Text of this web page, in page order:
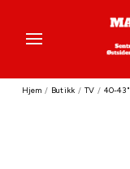
Hjem / Butikk / TV / 40-43"